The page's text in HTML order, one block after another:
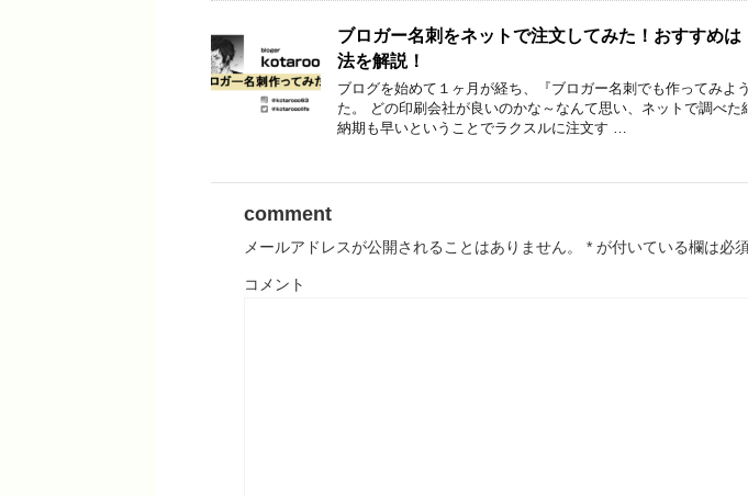
ブロガー名刺をネットで注文してみた！おすすめ
法を解説！
ブログを始めて１ヶ月が経ち、『ブロガー名刺でも作ってみよ
た。 どの印刷会社が良いのかな～なんて思い、ネットで調べた
納期も早いということでラクスルに注文す …
comment
メールアドレスが公開されることはありません。 * が付いている欄は必
コメント